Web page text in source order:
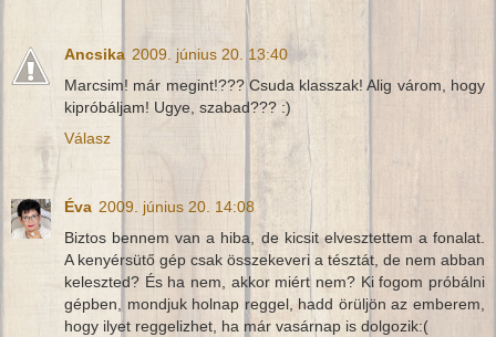
Ancsika 2009. június 20. 13:40
Marcsim! már megint!??? Csuda klasszak! Alig várom, hogy
kipróbáljam! Ugye, szabad??? :)
Válasz
Éva 2009. június 20. 14:08
Biztos bennem van a hiba, de kicsit elvesztettem a fonalat.
A kenyérsütő gép csak összekeveri a tésztát, de nem abban
keleszted? És ha nem, akkor miért nem? Ki fogom próbálni
gépben, mondjuk holnap reggel, hadd örüljön az emberem,
hogy ilyet reggelizhet, ha már vasárnap is dolgozik:(